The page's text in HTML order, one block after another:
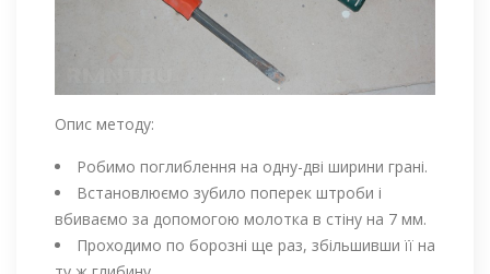
Опис методу:
Робимо поглиблення на одну-дві ширини грані.
Встановлюємо зубило поперек штроби і
вбиваємо за допомогою молотка в стіну на 7 мм.
Проходимо по борозні ще раз, збільшивши її на